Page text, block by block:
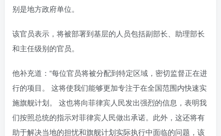
别是地方政府单位。
该官员表示，将被部署到基层的人员包括副部长、助理部长
和主任级别的官员。
他补充道：“每位官员将被分配到特定区域，密切监督正在进
行的项目。 这将使我们能够更加专注于在全国范围内快速实
施旗舰计划。 这也将向菲律宾人民发出强烈的信息，表明我
们按照总统的指示对菲律宾人民做出承诺。此外，这还将有
助于解决当地的担忧和旗舰计划实际执行中面临的问题，该